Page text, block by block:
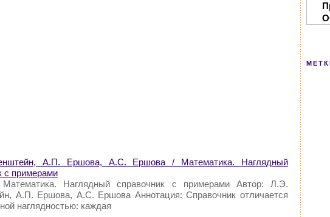
А.П. Ершова, А.С. Ершова / Математика. Наглядный
с примерами
Математика. Наглядный справочник с примерами Автор: Л.Э.
А.П. Ершова, А.С. Ершова Аннотация: Справочник отличается
наглядностью: каждая